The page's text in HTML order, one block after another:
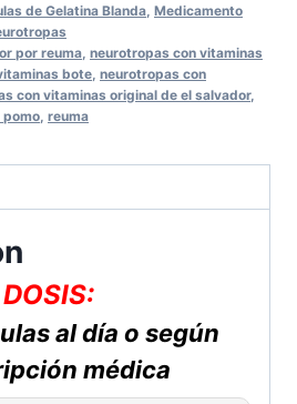
de Gelatina Blanda Medicamento
por reuma neurotropas con vitaminas
bote neurotropas con
con vitaminas original de el salvador,
pomo reuma
DOSIS:
al día o según
médica